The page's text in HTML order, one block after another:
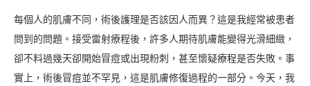
每個人的肌膚不同，術後護理是否該因人而異？這是我經常被患者
問到的問題。接受雷射療程後，許多人期待肌膚能變得光滑細緻，
卻不料過幾天卻開始冒痘或出現粉刺，甚至懷疑療程是否失敗。事
實上，術後冒痘並不罕見，這是肌膚修復過程的一部分。今天，我